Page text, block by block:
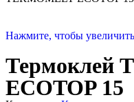
Нажмите, чтобы увеличить
Термоклей
ECOTOP 15